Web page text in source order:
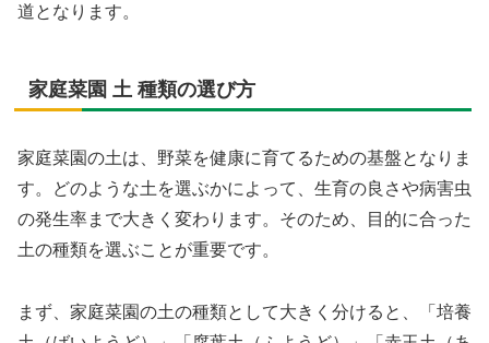
道となります。
家庭菜園 土 種類の選び方
家庭菜園の土は、野菜を健康に育てるための基盤となりま
す。どのような土を選ぶかによって、生育の良さや病害虫
の発生率まで大きく変わります。そのため、目的に合った
土の種類を選ぶことが重要です。
まず、家庭菜園の土の種類として大きく分けると、「培養